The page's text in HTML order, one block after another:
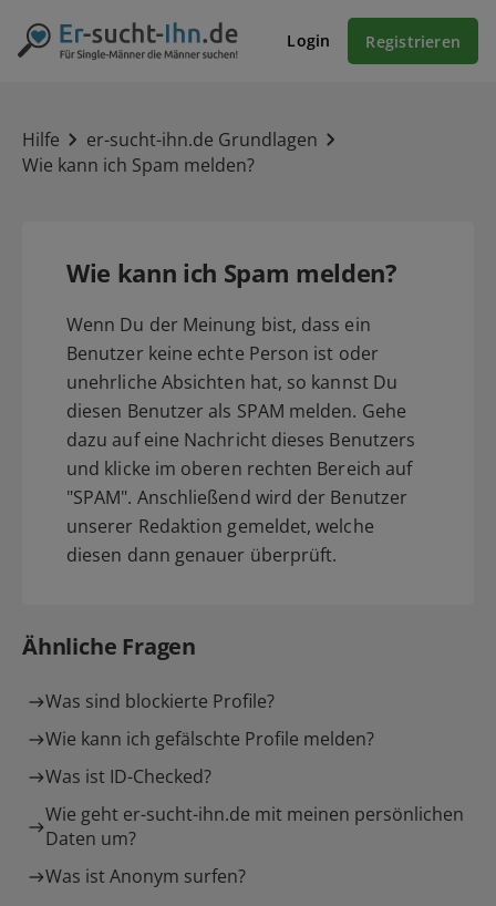
Login Registrieren
Hilfe
er-sucht-ihn.de Grundlagen
Wie kann ich Spam melden?
Wie kann ich Spam melden?
Wenn Du der Meinung bist, dass ein
Benutzer keine echte Person ist oder
unehrliche Absichten hat, so kannst Du
diesen Benutzer als SPAM melden. Gehe
dazu auf eine Nachricht dieses Benutzers
und klicke im oberen rechten Bereich auf
"SPAM". Anschließend wird der Benutzer
unserer Redaktion gemeldet, welche
diesen dann genauer überprüft.
Ähnliche Fragen
Was sind blockierte Profile?
Wie kann ich gefälschte Profile melden?
Was ist ID-Checked?
Wie geht er-sucht-ihn.de mit meinen persönlichen
Daten um?
Was ist Anonym surfen?